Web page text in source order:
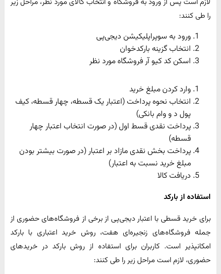
را طی کنند:
ورود به سوپراپلیکیشن دیجی‌پی
انتخاب گزینه بارکدخوان
اسکن کد کیو آر فروشگاه مورد نظر
وارد کردن مبلغ خرید
انتخاب نحوه پرداخت (اعتبار یک قسطه، چهار قسطه، کیف
پول د و وام بانکی)
پرداخت نقدی قسط اول (در صورت انتخاب اعتبار چهار
قسطه)
پرداخت بخش نقدی مازاد بر اعتبار (در صورت بیشتر بودن
مبلغ خرید نسبت به اعتبار)
دریافت کالا
استفاده از بارکد
برای خرید قسطی با اعتبار دیجی‌پی از برخی از فروشگاه‌های حضوری از
جمله فروشگاه‌های زنجیره‌ای هفت، روش خرید اعتباری با بارکد
امکانپذیر است. کاربران برای استفاده از روش بارکد در خریدهای
حضوری، لازم است مراحل زیر را طی کنند: